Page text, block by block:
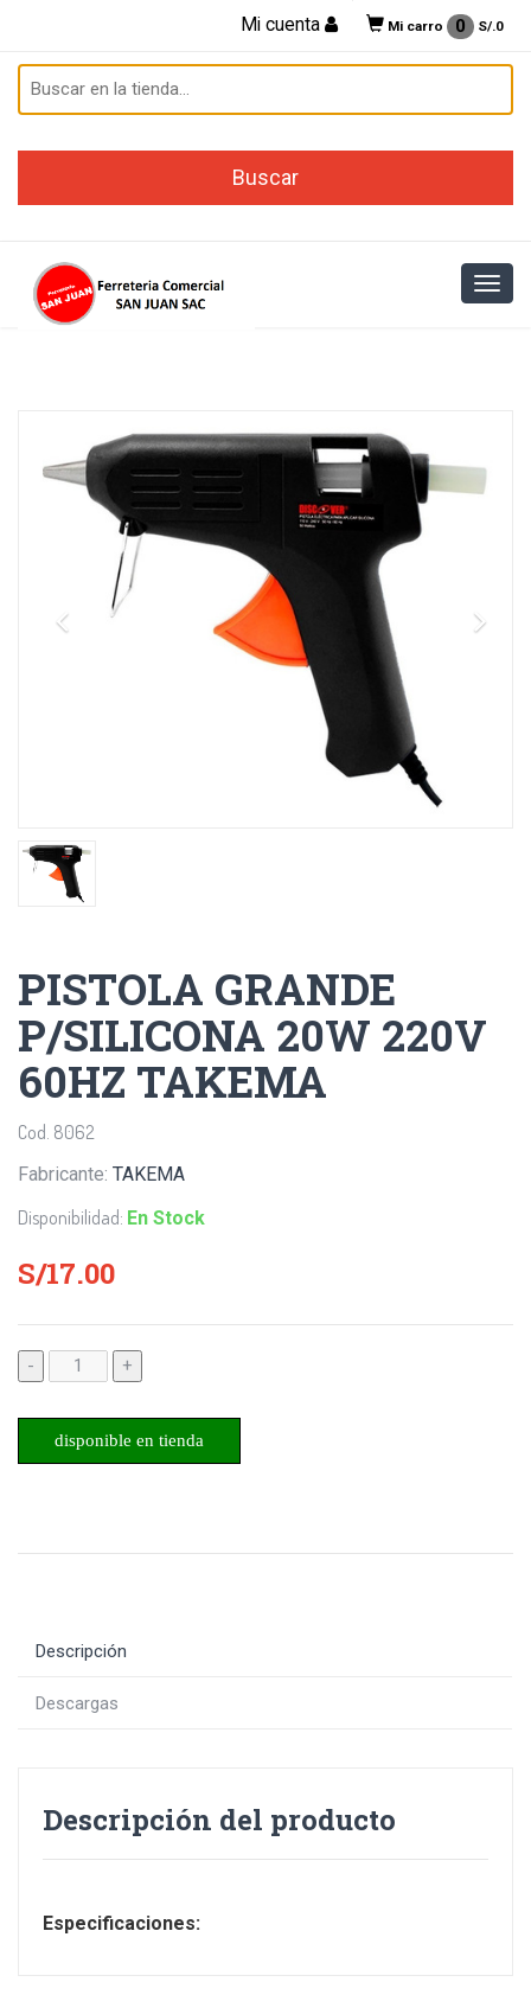
Mi cuenta Mi carro 0 S/.0
PISTOLA GRANDE
P/SILICONA 20W 220V
60HZ TAKEMA
Cod. 8062
Fabricante: TAKEMA
Disponibilidad: En Stock
S/17.00
- +
disponible en tienda
Descripción
Descargas
Descripción del producto
Especificaciones: